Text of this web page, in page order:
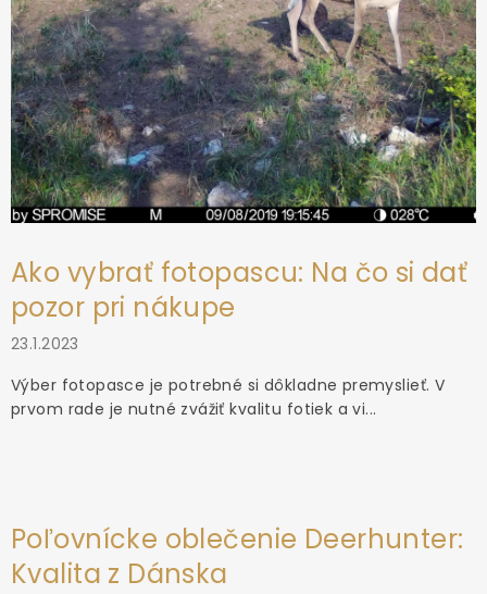
Ako vybrať fotopascu: Na čo si dať
pozor pri nákupe
23.1.2023
Výber fotopasce je potrebné si dôkladne premyslieť. V
prvom rade je nutné zvážiť kvalitu fotiek a vi...
Poľovnícke oblečenie Deerhunter:
Kvalita z Dánska